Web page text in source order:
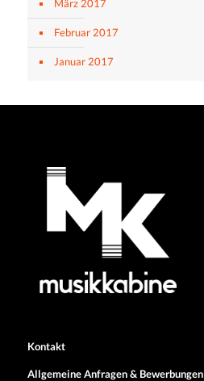
März 2017
Februar 2017
Januar 2017
Kontakt
Allgemeine Anfragen & Bewerbungen